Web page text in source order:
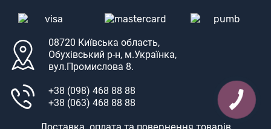
08720 Київська область,
Обухівський р-н, м.Українка,
вул.Промислова 8.
+38 (098) 468 88 88
+38 (063) 468 88 88